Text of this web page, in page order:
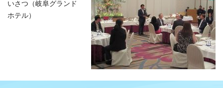
いさつ（岐阜グランド
ホテル）